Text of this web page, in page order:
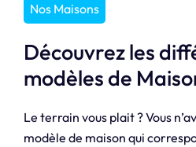
Nos Maisons
Découvrez les
modèles de
Le terrain vous plait ? Vous
modèle de maison qui